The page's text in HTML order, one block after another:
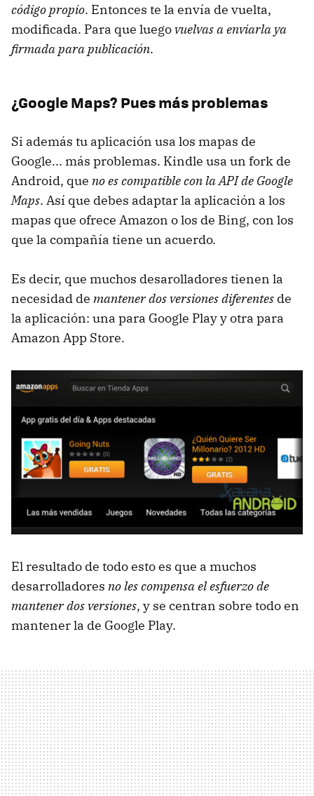
código propio. Entonces te la envía de vuelta,
modificada. Para que luegovuelvas a enviarla ya
firmada para publicación.
¿Google Maps? Pues más problemas
Si además tu aplicación usa los mapas de
Google... más problemas. Kindle usa un fork de
Android, que no es compatible con la API de Google
Maps. Así que debes adaptar la aplicación a los
mapas que ofrece Amazon o los de Bing, con los
que la compañía tiene un acuerdo.
Es decir, que muchos desarolladores tienen la
necesidad de mantener dos versiones diferentes de
la aplicación: una para Google Play y otra para
Amazon App Store.
El resultado de todo esto es que a muchos
desarrolladores no les compensa el esfuerzo de
mantener dos versiones, y se centran sobre todo en
mantener la de Google Play.